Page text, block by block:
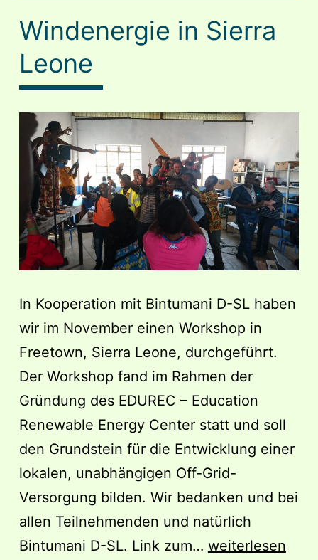
Windenergie in Sierra
Leone
In Kooperation mit Bintumani D-SL haben
wir im November einen Workshop in
Freetown, Sierra Leone, durchgeführt.
Der Workshop fand im Rahmen der
Gründung des EDUREC – Education
Renewable Energy Center statt und soll
den Grundstein für die Entwicklung einer
lokalen, unabhängigen Off-Grid-
Versorgung bilden. Wir bedanken und bei
allen Teilnehmenden und natürlich
Bintumani D-SL. Link zum… Windenergie
weiterlesen